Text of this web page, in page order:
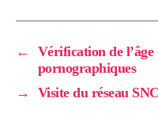
←
Vérification de l’âge
pornographiques
→
Visite du réseau